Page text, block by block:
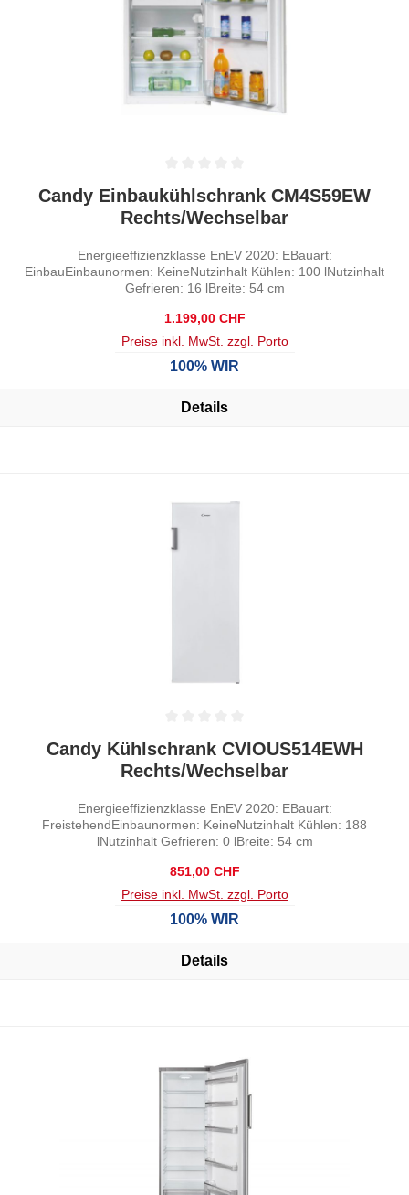
Durchschnittliche Bewertung von 0 von 5 Sternen
Candy Einbaukühlschrank CM4S59EW
Rechts/Wechselbar
Energieeffizienzklasse EnEV 2020: EBauart:
EinbauEinbaunormen: KeineNutzinhalt Kühlen: 100 lNutzinhalt
Gefrieren: 16 lBreite: 54 cm
Regulärer Preis:
1.199,00 CHF
Preise inkl. MwSt. zzgl. Porto
100% WIR
Details
Durchschnittliche Bewertung von 0 von 5 Sternen
Candy Kühlschrank CVIOUS514EWH
Rechts/Wechselbar
Energieeffizienzklasse EnEV 2020: EBauart:
FreistehendEinbaunormen: KeineNutzinhalt Kühlen: 188
lNutzinhalt Gefrieren: 0 lBreite: 54 cm
Regulärer Preis:
851,00 CHF
Preise inkl. MwSt. zzgl. Porto
100% WIR
Details